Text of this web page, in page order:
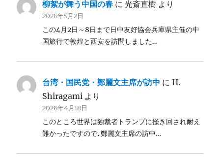
柳絮が舞う中国の春 に光斎直樹 より
2026年5月2日
この4月2日～8日まで日中友好協会兵庫県主催の中
国旅行で敦煌と西安を訪問しました…
台湾・国民党・鄭麗文主席が訪中 にH.
Shiragami より
2026年4月18日
このところ世界は独裁者トランプに掻き回され耐え
難かったですので､鄭麗文主席の訪中…